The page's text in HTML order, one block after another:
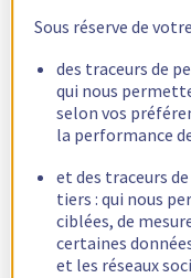
Sous réserve de
des traceurs de
qui nous
selon vos
la performance
et des traceurs
tiers : qui nous
ciblées, de
certaines
et les réseaux